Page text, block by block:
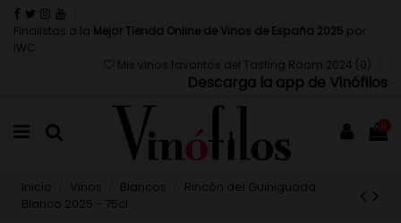
Finalistas a la Mejor Tienda Online de Vinos de España 2025 por
IWC
Mis vinos favoritos del Tasting Room 2024 (0 )
Descarga la app de Vinófilos
0
Inicio Vinos Blancos
Rincón del Guiniguada
Blanco 2025 - 75cl